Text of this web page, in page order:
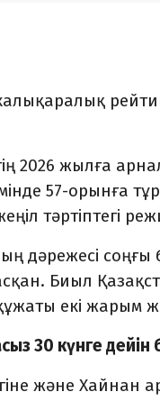
2026 жылға
57-орынға
тәртіптегі
дәрежесі
Биыл
екі жарым
30 күнге
және Хайнан